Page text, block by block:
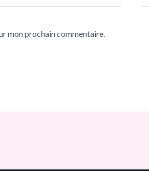
mon prochain commentaire.